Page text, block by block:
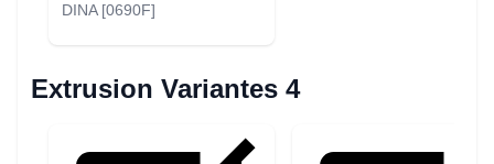
DINA [0690F]
Extrusion Variantes 4